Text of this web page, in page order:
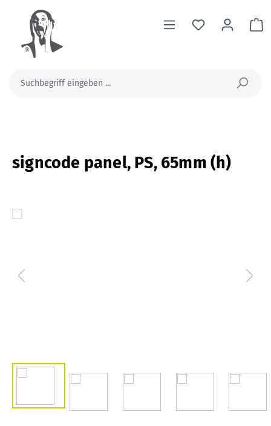
springen
signcode panel, PS, 65mm (h)